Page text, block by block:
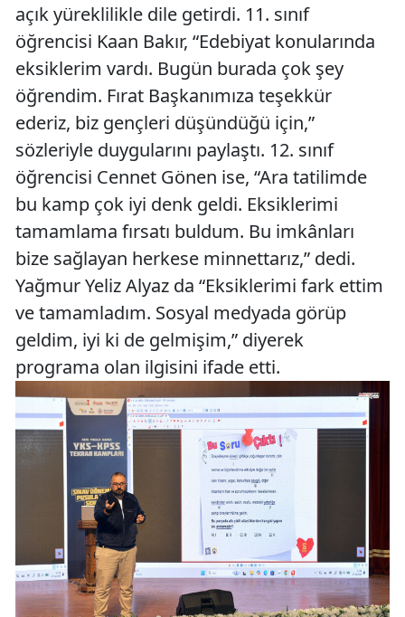
açık yüreklilikle dile getirdi. 11. sınıf
öğrencisi Kaan Bakır, “Edebiyat konularında
eksiklerim vardı. Bugün burada çok şey
öğrendim. Fırat Başkanımıza teşekkür
ederiz, biz gençleri düşündüğü için,”
sözleriyle duygularını paylaştı. 12. sınıf
öğrencisi Cennet Gönen ise, “Ara tatilimde
bu kamp çok iyi denk geldi. Eksiklerimi
tamamlama fırsatı buldum. Bu imkânları
bize sağlayan herkese minnettarız,” dedi.
Yağmur Yeliz Alyaz da “Eksiklerimi fark ettim
ve tamamladım. Sosyal medyada görüp
geldim, iyi ki de gelmişim,” diyerek
programa olan ilgisini ifade etti.